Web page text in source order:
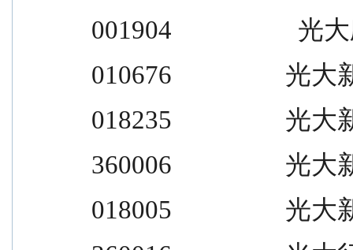
001904                    光
010676                  光大
018235                  光大
360006                  光大
018005                  光大